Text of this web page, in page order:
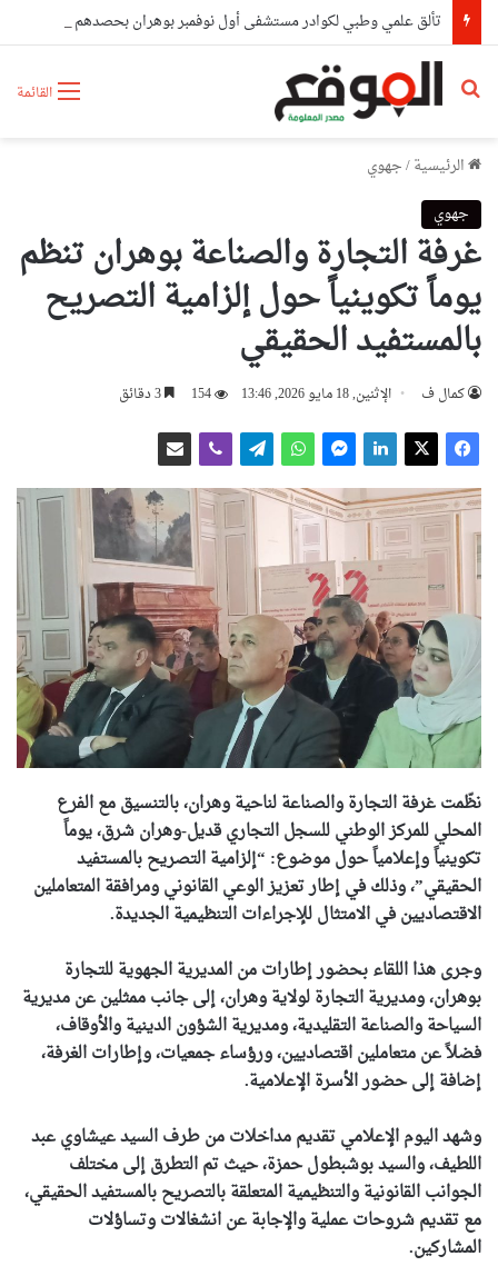
القائمة بحث عن
الرئيسية/جهوي
جهوي
غرفة التجارة والصناعة بوهران تنظم
يوماً تكوينياً حول إلزامية التصريح
بالمستفيد الحقيقي
كمال ف الإثنين, 18 مايو 2026, 13:46 154
نظّمت غرفة التجارة والصناعة لناحية وهران، بالتنسيق مع الفرع
المحلي للمركز الوطني للسجل التجاري قديل-وهران شرق، يوماً
تكوينياً وإعلامياً حول موضوع: “إلزامية التصريح بالمستفيد
الحقيقي”، وذلك في إطار تعزيز الوعي القانوني ومرافقة المتعاملين
الاقتصاديين في الامتثال للإجراءات التنظيمية الجديدة.
وجرى هذا اللقاء بحضور إطارات من المديرية الجهوية للتجارة
بوهران، ومديرية التجارة لولاية وهران، إلى جانب ممثلين عن مديرية
السياحة والصناعة التقليدية، ومديرية الشؤون الدينية والأوقاف،
فضلاً عن متعاملين اقتصاديين، ورؤساء جمعيات، وإطارات الغرفة،
إضافة إلى حضور الأسرة الإعلامية.
وشهد اليوم الإعلامي تقديم مداخلات من طرف السيد عيشاوي عبد
اللطيف، والسيد بوشبطول حمزة، حيث تم التطرق إلى مختلف
الجوانب القانونية والتنظيمية المتعلقة بالتصريح بالمستفيد الحقيقي،
مع تقديم شروحات عملية والإجابة عن انشغالات وتساؤلات
المشاركين.